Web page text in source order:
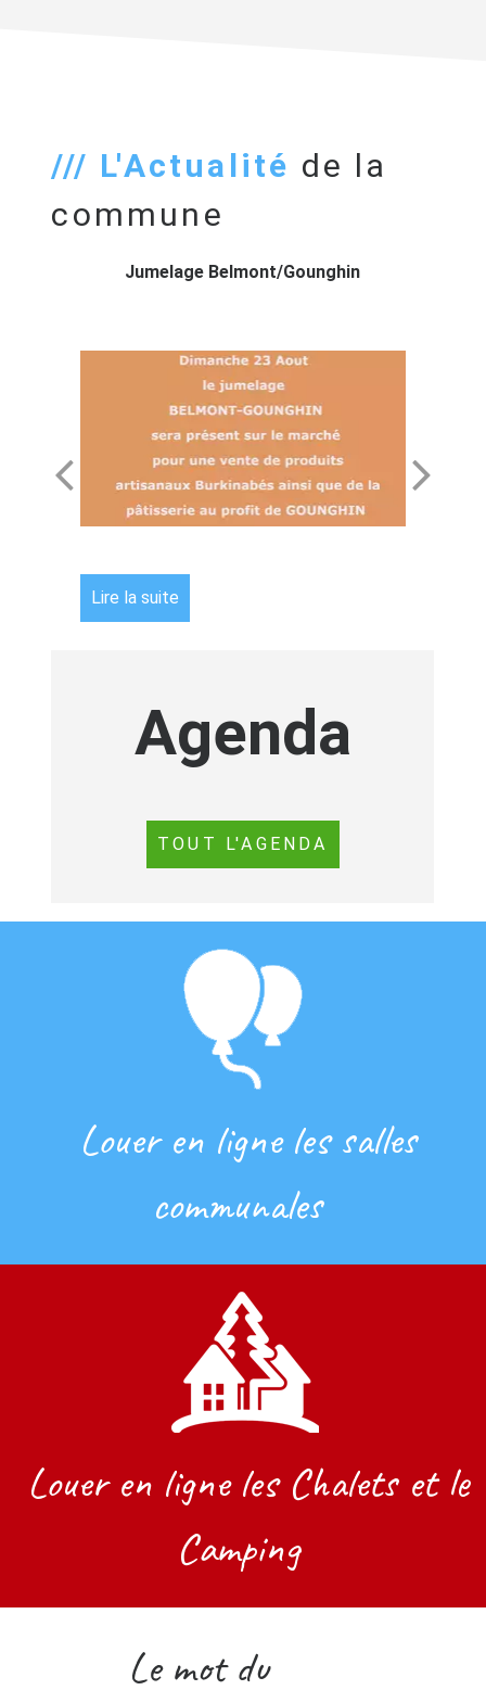
/// L'Actualité de la
commune
Jumelage Belmont/Gounghin
Agenda
TOUT L'AGENDA
Louer en ligne les salles
communales
Louer en ligne les Chalets et le
Camping
Le mot du